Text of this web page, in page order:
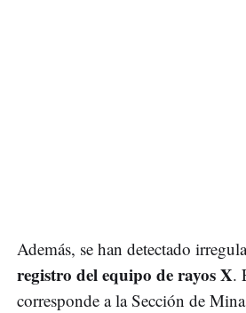
Además, se han detectado
registro del equipo de rayos X.
corresponde a la Sección de